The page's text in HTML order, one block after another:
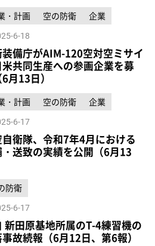
・計画 空の防衛 企業
6-18
装備庁がAIM-120空対空ミサイ
共同生産への参画企業を募
月13日）
・計画 空の防衛 企業
6-17
衛隊、令和7年4月における
送致の実績を公開（6月13
防衛
6-17
新田原基地所属のT-4練習機の
故続報（6月12日、第6報）